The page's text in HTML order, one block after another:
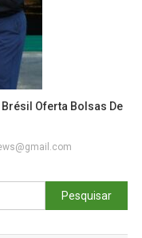
Oferta Bolsas De
Pesquisar
por: